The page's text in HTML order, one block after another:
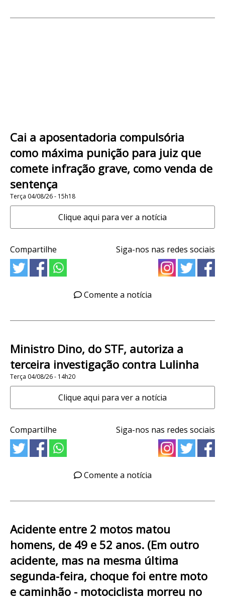
Cai a aposentadoria compulsória
como máxima punição para juiz que
comete infração grave, como venda de
sentença
Terça 04/08/26 - 15h18
Clique aqui para ver a notícia
Compartilhe Siga-nos nas redes sociais
Comente a notícia
Ministro Dino, do STF, autoriza a
terceira investigação contra Lulinha
Terça 04/08/26 - 14h20
Clique aqui para ver a notícia
Compartilhe Siga-nos nas redes sociais
Comente a notícia
Acidente entre 2 motos matou
homens, de 49 e 52 anos. (Em outro
acidente, mas na mesma última
segunda-feira, choque foi entre moto
e caminhão - motociclista morreu no